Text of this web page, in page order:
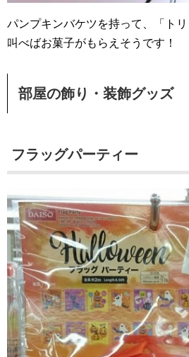
パンプキンバケツを持って、「ト
叫べばお菓子がもらえそうです！
部屋の飾り・装飾グッズ
フラッグパーティー